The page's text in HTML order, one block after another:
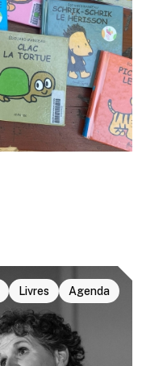
Livres Agenda